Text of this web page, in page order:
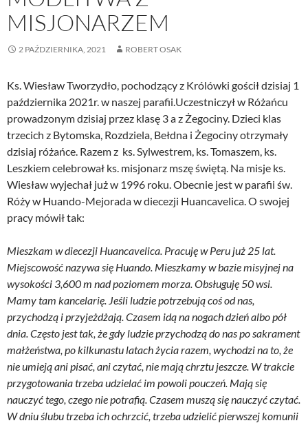
MISJONARZEM
2 PAŹDZIERNIKA, 2021 ROBERT OSAK
Ks. Wiesław Tworzydło, pochodzący z Królówki gościł dzisiaj 1
października 2021r. w naszej parafii.Uczestniczył w Różańcu
prowadzonym dzisiaj przez klasę 3 a z Żegociny. Dzieci klas
trzecich z Bytomska, Rozdziela, Bełdna i Żegociny otrzymały
dzisiaj różańce. Razem z ks. Sylwestrem, ks. Tomaszem, ks.
Leszkiem celebrował ks. misjonarz mszę świętą. Na misje ks.
Wiesław wyjechał już w 1996 roku. Obecnie jest w parafii św.
Róży w Huando-Mejorada w diecezji Huancavelica. O swojej
pracy mówił tak:
Mieszkam w diecezji Huancavelica. Pracuję w Peru już 25 lat.
Miejscowość nazywa się Huando. Mieszkamy w bazie misyjnej na
wysokości 3,600 m nad poziomem morza. Obsługuję 50 wsi.
Mamy tam kancelarię. Jeśli ludzie potrzebują coś od nas,
przychodzą i przyjeżdżają. Czasem idą na nogach dzień albo pół
dnia. Często jest tak, że gdy ludzie przychodzą do nas po sakrament
małżeństwa, po kilkunastu latach życia razem, wychodzi na to, że
nie umieją ani pisać, ani czytać, nie mają chrztu jeszcze. W trakcie
przygotowania trzeba udzielać im powoli pouczeń. Mają się
nauczyć tego, czego nie potrafią. Czasem muszą się nauczyć czytać.
W dniu ślubu trzeba ich ochrzcić, trzeba udzielić pierwszej komunii